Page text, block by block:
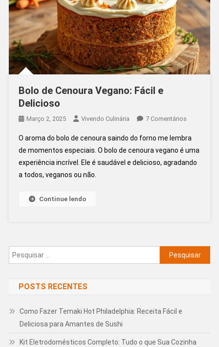
Bolo de Cenoura Vegano: Fácil e
Delicioso
Março 2, 2025 Vivendo Culinária 7 ComentáriosEm
De
Cenoura
Vegano:
O aroma do bolo de cenoura saindo do forno me lembra
de momentos especiais. O bolo de cenoura vegano é uma
experiência incrível. Ele é saudável e delicioso, agradando
a todos, veganos ou não.
Continue lendo
Pesquisar
por:
POSTS RECENTES
Como Fazer Temaki Hot Philadelphia: Receita Fácil e
Deliciosa para Amantes de Sushi
Kit Eletrodomésticos Completo: Tudo o que Sua Cozinha